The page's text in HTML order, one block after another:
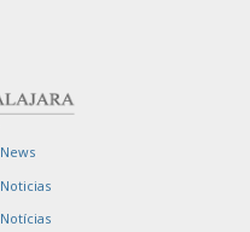
News
Noticias
Notícias